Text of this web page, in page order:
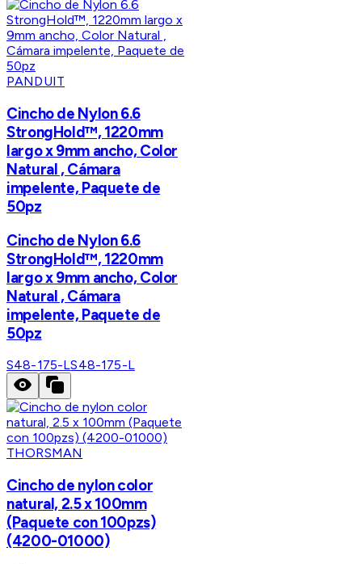
PANDUIT
Cincho de Nylon 6.6
StrongHold™, 1220mm
largo x 9mm ancho, Color
Natural , Cámara
impelente, Paquete de
50pz
Cincho de Nylon 6.6
StrongHold™, 1220mm
largo x 9mm ancho, Color
Natural , Cámara
impelente, Paquete de
50pz
S48-175-LS48-175-L
THORSMAN
Cincho de nylon color
natural, 2.5 x 100mm
(Paquete con 100pzs)
(4200-01000)